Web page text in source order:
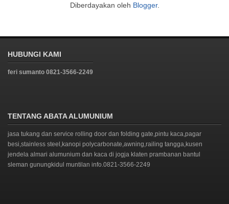
Diberdayakan oleh Blogger.
HUBUNGI KAMI
feri sumanto 0821-3566-2249
TENTANG ABATA ALUMUNIUM
jasa tukang dan service rolling door dan folding gate,pintu kaca,pagar
besi,stainless steel,kanopi polycarbonate,awning,railing tangga,kusen
jendela almari alumunium dan kaca di jogja klaten prambanan bantul
sleman gunungkidul muntilan info.0821-3566-2249